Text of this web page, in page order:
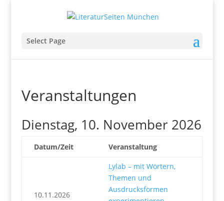
Select Page
Veranstaltungen
Dienstag, 10. November 2026
Datum/Zeit Veranstaltung
10.11.2026
Lylab – mit Wörtern,
Themen und
Ausdrucksformen